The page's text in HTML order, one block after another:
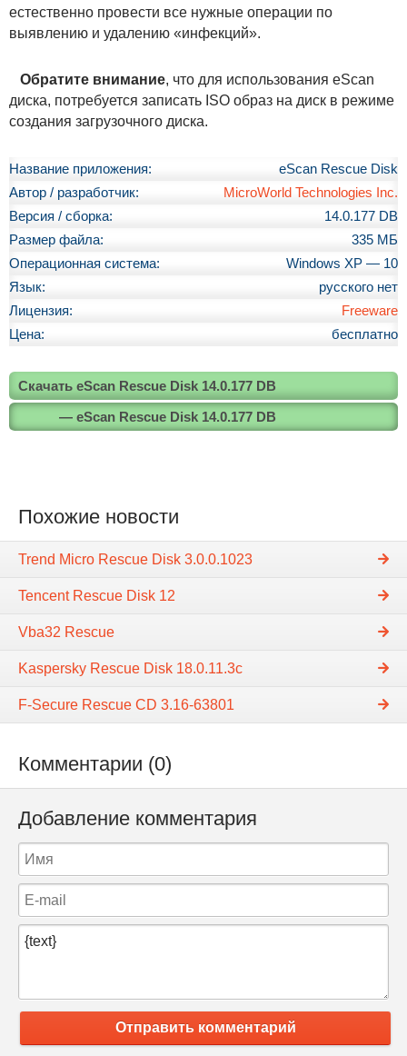
естественно провести все нужные операции по
выявлению и удалению «инфекций».
Обратите внимание, что для использования eScan
диска, потребуется записать ISO образ на диск в режиме
создания загрузочного диска.
Название приложения:
eScan Rescue Disk
Автор / разработчик:
MicroWorld Technologies Inc.
Версия / сборка:
14.0.177 DB
Размер файла:
335 МБ
Операционная система:
Windows XP — 10
Язык:
русского нет
Лицензия:
Freeware
Цена:
бесплатно
Скачать eScan Rescue Disk 14.0.177 DB
— eScan Rescue Disk 14.0.177 DB
Похожие новости
Trend Micro Rescue Disk 3.0.0.1023
Tencent Rescue Disk 12
Vba32 Rescue
Kaspersky Rescue Disk 18.0.11.3c
F-Secure Rescue CD 3.16-63801
Комментарии (0)
Добавление комментария
Отправить комментарий